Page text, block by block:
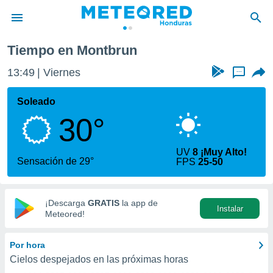
de
ha sido
calidad.
a este
las
y
digital
basada
Tiempo en Montbrun
13:49 Viernes ...
Soleado
30°
Sensación de 29°
UV8 ¡Muy Alto!
FPS25-50
¡Descarga GRATIS la app de
Meteored!
Instalar
Por hora
Cielos despejados en las próximas horas